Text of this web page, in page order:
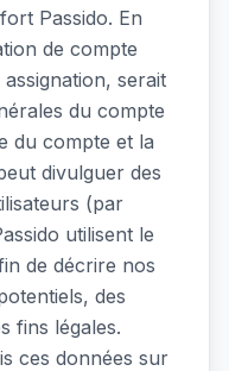
Passido. En
de compte
serait
du compte
du compte et la
divulguer des
(par
utilisent le
de décrire nos
des
fins légales.
ces données sur